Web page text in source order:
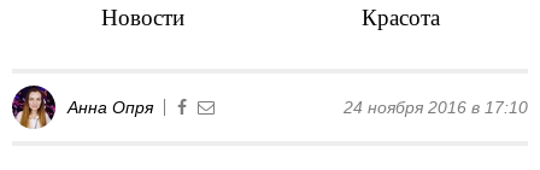
Новости Красота
Анна Опря 24 ноября 2016 в 17:10